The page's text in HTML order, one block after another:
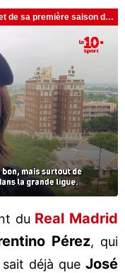
du Real Madrid
Pérez, qui
déjà que José